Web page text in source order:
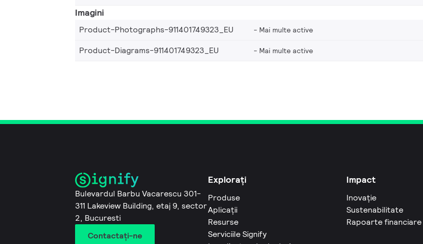
Imagini
Product-Photographs-911401749323_EU Mai multe active
Product-Diagrams-911401749323_EU
Mai multe active
Bulevardul Barbu Vacarescu 301-
311 Lakeview Building, etaj 9, sector
2, Bucuresti
Contactaţi-ne
Explorați
Produse
Aplicații
Resurse
Serviciile Signify
Impact
Inovație
Sustenabilitate
Rapoarte financiare